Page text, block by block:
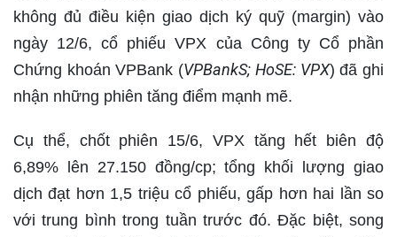
không đủ điều kiện giao dịch ký quỹ (margin) vào
ngày 12/6, cổ phiếu VPX của Công ty Cổ phần
Chứng khoán VPBank (VPBankS; HoSE: VPX) đã ghi
nhận những phiên tăng điểm mạnh mẽ.
Cụ thể, chốt phiên 15/6, VPX tăng hết biên độ
6,89% lên 27.150 đồng/cp; tổng khối lượng giao
dịch đạt hơn 1,5 triệu cổ phiếu, gấp hơn hai lần so
với trung bình trong tuần trước đó. Đặc biệt, song